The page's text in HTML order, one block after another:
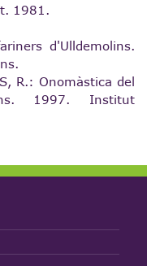
1981.
d'Ulldemolins.
R.: Onomàstica del
1997. Institut